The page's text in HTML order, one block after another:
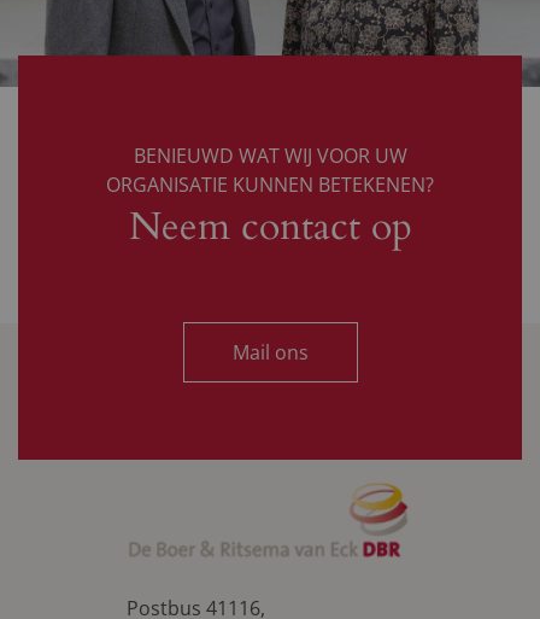
BENIEUWD WAT WIJ VOOR UW
ORGANISATIE KUNNEN BETEKENEN?
Neem contact op
Mail ons
Postbus 41116,